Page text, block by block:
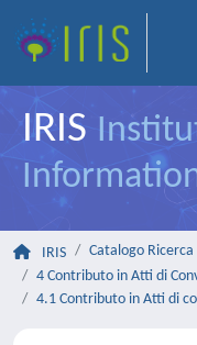
IRIS
IRIS
Catalogo Ricerca
4 Contributo in Atti di
4.1 Contributo in Atti di